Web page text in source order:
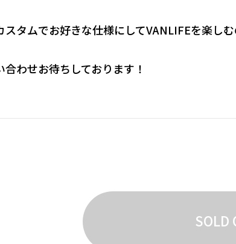
スタムでお好きな仕様にしてVANLIFEを楽し
合わせお待ちしております！
SOLD